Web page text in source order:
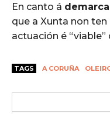
En canto á
que a Xunta non ten
actuación é
TAGS A CORUÑA